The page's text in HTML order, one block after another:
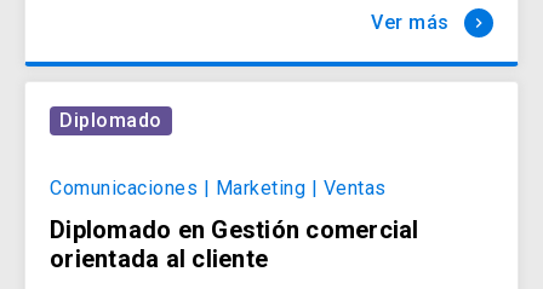
Ver más keyboard_arrow_right
Diplomado
Comunicaciones | Marketing | Ventas
Diplomado en Gestión comercial
orientada al cliente